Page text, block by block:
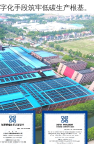
化手段筑牢低碳生产根基。